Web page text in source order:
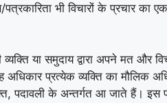
भी विचारों के प्रचार
व्यक्ति या समुदाय द्वारा अपने मत और
प्रत्येक व्यक्ति का मौलिक
के अन्तर्गत आ जाते हैं। इस